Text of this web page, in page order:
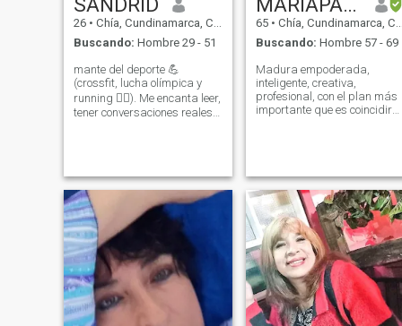
26 • Chía, Cundinamarca, Colombia
Buscando: Hombre 29 - 51
mante del deporte 💪
(crossfit, lucha olímpica y
running 🏃‍♀️). Me encanta leer,
tener conversaciones reales y
por encima de todo. Estoy en
constante crecimiento
personal .
65 • Chía, Cundinamarca, Colombia
Buscando: Hombre 57 - 69
Madura empoderada,
inteligente, creativa,
profesional, con el plan más
importante que es coincidir
con quien vivir los días más
lindos de la vida que son los
que faltan por bailar, viajar,
caminar, reír, dejando que la
vida nos despeine, luchando
por el ser mejor persona
buscando la felicidad,
TRANQUILIDAD Y CALMA
PARA ESTA LINDA ETAPA DE
LA VIDA, EN PAREJA DEBE
SER LA MEJOR ÉPOCA Y